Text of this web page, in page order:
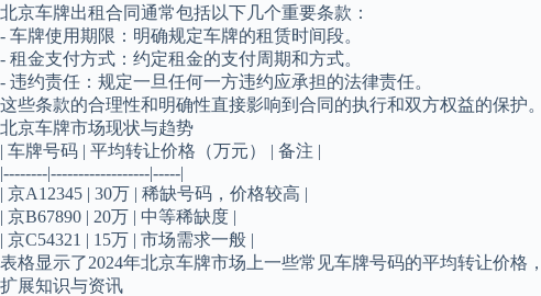
北京车牌出租合同通常包括以下几个重要条款：
- 车牌使用期限：明确规定车牌的租赁时间段。
- 租金支付方式：约定租金的支付周期和方式。
- 违约责任：规定一旦任何一方违约应承担的法律责任。
这些条款的合理性和明确性直接影响到合同的执行和双方权益的保护。
北京车牌市场现状与趋势
| 车牌号码 | 平均转让价格（万元） | 备注 |
|--------|------------------|-----|
| 京A12345 | 30万 | 稀缺号码，价格较高 |
| 京B67890 | 20万 | 中等稀缺度 |
| 京C54321 | 15万 | 市场需求一般 |
表格显示了2024年北京车牌市场上一些常见车牌号码的平均转让价格
扩展知识与资讯